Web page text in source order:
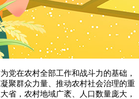
党在农村全部工作和战斗力的基础，
聚群众力量、推动农村社会治理的重
省，农村地域广袤、人口数量庞大，